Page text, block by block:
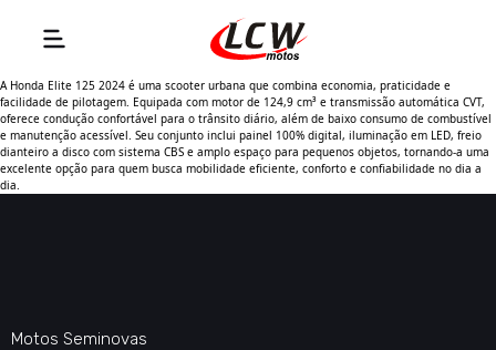
A Honda Elite 125 2024 é uma scooter urbana que combina economia, praticidade e
facilidade de pilotagem. Equipada com motor de 124,9 cm³ e transmissão automática CVT,
oferece condução confortável para o trânsito diário, além de baixo consumo de combustível
e manutenção acessível. Seu conjunto inclui painel 100% digital, iluminação em LED, freio
dianteiro a disco com sistema CBS e amplo espaço para pequenos objetos, tornando-a uma
excelente opção para quem busca mobilidade eficiente, conforto e confiabilidade no dia a
dia.
Motos Seminovas